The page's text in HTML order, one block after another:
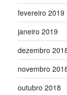
fevereiro 2019
janeiro 2019
dezembro
novembro
outubro 2018